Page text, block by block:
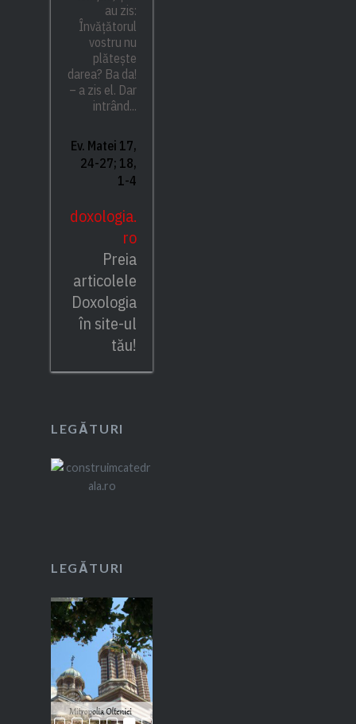
au zis:
Învățătorul
vostru nu
plătește
darea? Ba da!
– a zis el. Dar
intrând...
Ev. Matei 17,
24-27; 18,
1-4
doxologia.
ro
Preia
articolele
Doxologia
în site-ul
tău!
LEGĂTURI
LEGĂTURI